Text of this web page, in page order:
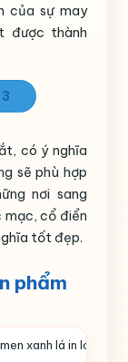
của sự may
được thành
có ý nghĩa
sẽ phù hợp
nơi sang
mạc, cổ điển
tốt đẹp.
phẩm
xanh lá in logo